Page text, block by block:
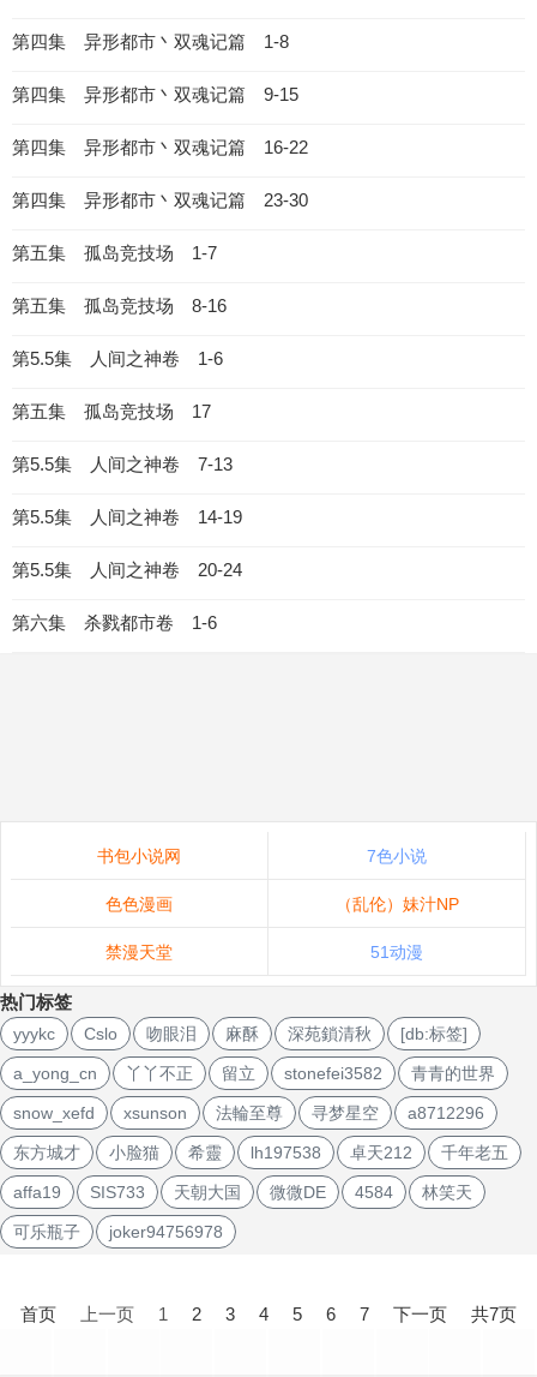
第四集 异形都市丶双魂记篇 1-8
第四集 异形都市丶双魂记篇 9-15
第四集 异形都市丶双魂记篇 16-22
第四集 异形都市丶双魂记篇 23-30
第五集 孤岛竞技场 1-7
第五集 孤岛竞技场 8-16
第5.5集 人间之神卷 1-6
第五集 孤岛竞技场 17
第5.5集 人间之神卷 7-13
第5.5集 人间之神卷 14-19
第5.5集 人间之神卷 20-24
第六集 杀戮都市卷 1-6
书包小说网 7色小说
色色漫画 （乱伦）妹汁NP
禁漫天堂 51动漫
热门标签
yyykc Cslo 吻眼泪 麻酥 深苑鎖清秋 [db:标签]
a_yong_cn 丫丫不正 留立 stonefei3582 青青的世界
snow_xefd xsunson 法輪至尊 寻梦星空 a8712296
东方城才 小脸猫 希靈 lh197538 卓天212 千年老五
affa19 SIS733 天朝大国 微微DE 4584 林笑天
可乐瓶子 joker94756978
首页 上一页 1 2 3 4 5 6 7 下一页 共7页